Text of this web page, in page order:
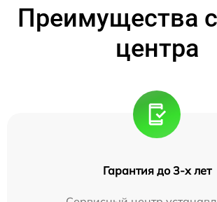
Преимущества
центра
Гарантия до 3-х лет